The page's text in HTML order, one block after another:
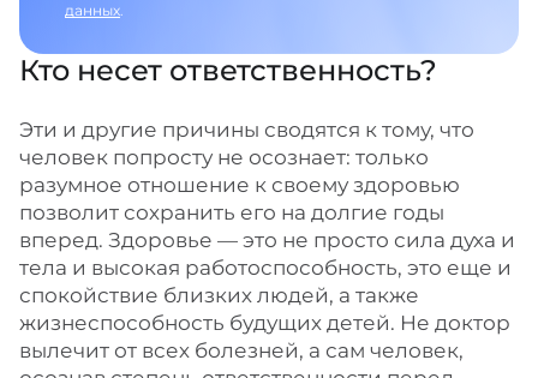
данных.
Кто несет ответственность?
Эти и другие причины сводятся к тому, что
человек попросту не осознает: только
разумное отношение к своему здоровью
позволит сохранить его на долгие годы
вперед. Здоровье — это не просто сила духа и
тела и высокая работоспособность, это еще и
спокойствие близких людей, а также
жизнеспособность будущих детей. Не доктор
вылечит от всех болезней, а сам человек,